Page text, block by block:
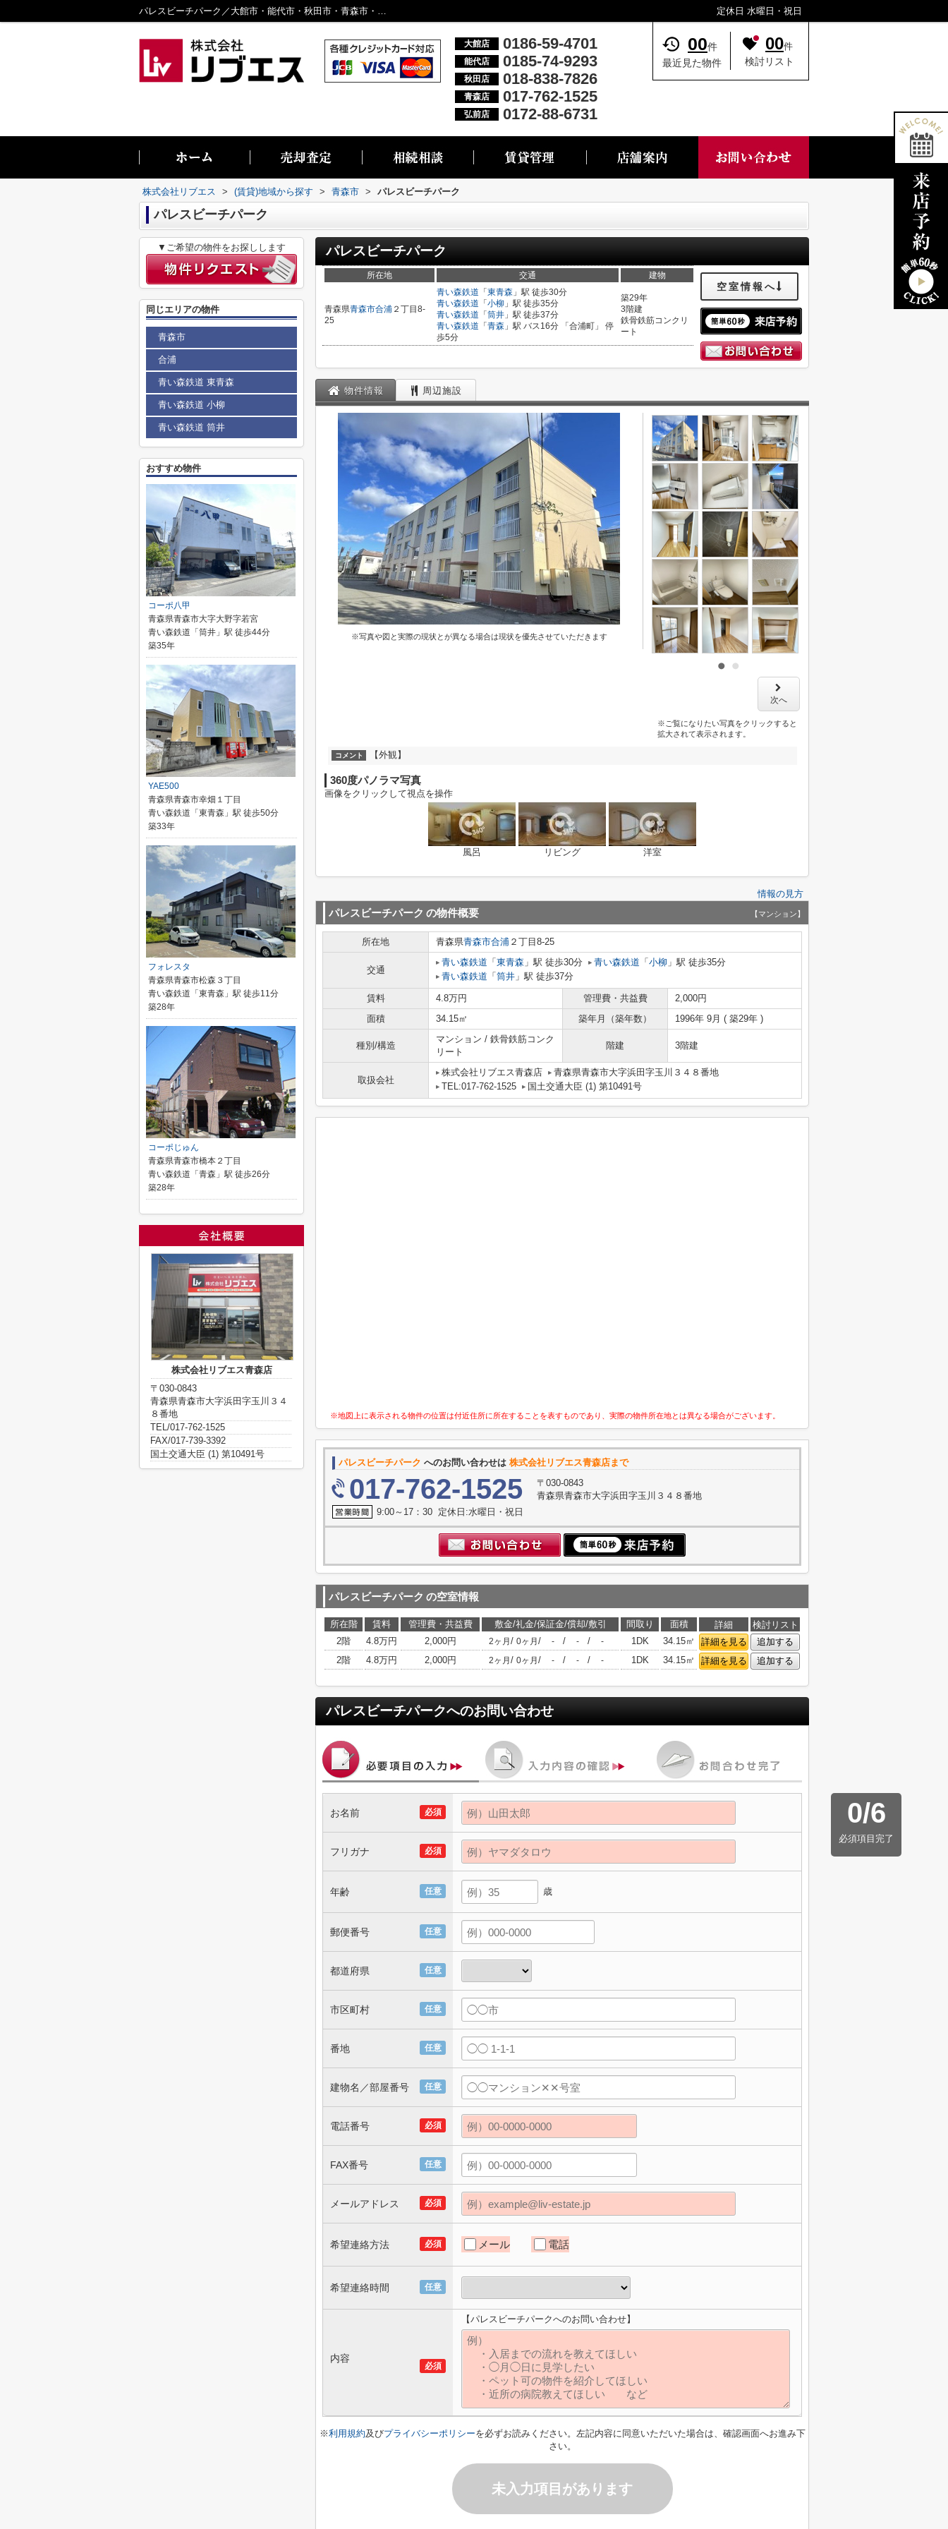
パレスビーチパーク／大館市・能代市・秋田市・青森市・弘前市の不動産情報なら株式会社リブエス 定休日 水曜日・祝日
大館店 0186-59-4701
能代店 0185-74-9293
秋田店 018-838-7826
青森店 017-762-1525
弘前店 0172-88-6731
00件
最近見た物件
00件
検討リスト
株式会社リブエス > (賃貸)地域から探す > 青森市 > パレスビーチパーク
パレスビーチパーク
パレスビーチパーク
所在地 交通 建物
青森県青森市合浦 ２丁目8-
25
青い森鉄道 「 東青森 」駅 徒歩30分
青い森鉄道 「 小柳 」駅 徒歩35分
青い森鉄道 「 筒井 」駅 徒歩37分
青い森鉄道 「 青森 」駅 バス16分 「合浦町」 停
歩5分
築29年
3階建
鉄骨鉄筋コンクリ
ート
空室情報へ
物件情報 周辺施設
※写真や図と実際の現状とが異なる場合は現状を優先させていただきます
次へ
※ご覧になりたい写真をクリックすると
拡大されて表示されます。
コメント 【外観】
360度パノラマ写真
画像をクリックして視点を操作
風呂 リビング 洋室
情報の見方
パレスビーチパーク の物件概要 【マンション】
所在地 青森県青森市合浦 ２丁目8-25
交通
青い森鉄道 「 東青森 」駅 徒歩30分 青い森鉄道 「 小柳 」駅 徒歩35分
青い森鉄道 「 筒井 」駅 徒歩37分
賃料 4.8万円 管理費・共益費
2,000円
面積
34.15㎡ 築年月（築年数） 1996年 9月 ( 築29年 )
種別/構造
マンション / 鉄骨鉄筋コンク
リート
階建 3階建
取扱会社
株式会社リブエス青森店
青森県青森市大字浜田字玉川３４８番地
TEL:017-762-1525
国土交通大臣 (1) 第10491号
※地図上に表示される物件の位置は付近住所に所在することを表すものであり、実際の物件所在地とは異なる場合がございます。
パレスビーチパーク へのお問い合わせは 株式会社リブエス青森店まで
017-762-1525
〒030-0843
青森県青森市大字浜田字玉川３４８番地
9:00～17：30 定休日:水曜日・祝日
パレスビーチパーク の空室情報
所在階 賃料 管理費・共益費 敷金/礼金/保証金/償却/敷引 間取り 面積 詳細
検討リスト
2階
4.8万円 2,000円 2ヶ月 / 0ヶ月 / - / - / - 1DK 34.15㎡ 詳細を見る
追加する
2階
4.8万円 2,000円 2ヶ月 / 0ヶ月 / - / - / - 1DK 34.15㎡ 詳細を見る 追加する
パレスビーチパークへのお問い合わせ
0/6
必須項目完了
必須
お名前
必須
フリガナ
任意
年齢 歳
任意
郵便番号
任意
都道府県
任意
市区町村
任意
番地
任意
建物名／部屋番号
必須
電話番号
任意
FAX番号
必須
メールアドレス
必須
希望連絡方法 メール 電話
任意
希望連絡時間
必須
内容
【パレスビーチパークへのお問い合わせ】
※利用規約及びプライバシーポリシーを必ずお読みください。左記内容に同意いただいた場合は、確認画面へお進み下
さい。
未入力項目があります
▼ご希望の物件をお探しします
同じエリアの物件
青森市
合浦
青い森鉄道 東青森
青い森鉄道 小柳
青い森鉄道 筒井
おすすめ物件
コーポ八甲
青森県青森市大字大野字若宮
青い森鉄道「筒井」駅 徒歩44分
築35年
YAE500
青森県青森市幸畑１丁目
青い森鉄道「東青森」駅 徒歩50分
築33年
フォレスタ
青森県青森市松森３丁目
青い森鉄道「東青森」駅 徒歩11分
築28年
コーポじゅん
青森県青森市橋本２丁目
青い森鉄道「青森」駅 徒歩26分
築28年
株式会社リブエス青森店
〒030-0843
青森県青森市大字浜田字玉川３４
８番地
TEL/017-762-1525
FAX/017-739-3392
国土交通大臣 (1) 第10491号